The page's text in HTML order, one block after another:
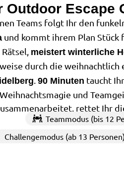
Outdoor Escape
Teams folgt Ihr den
und kommt ihrem Plan Stück
meistert winterliche
durch die weihnachtlich
.90 Minuten taucht
und
rettet Ihr
Teammodus (bis 12
Challengemodus (ab 13 Personen)